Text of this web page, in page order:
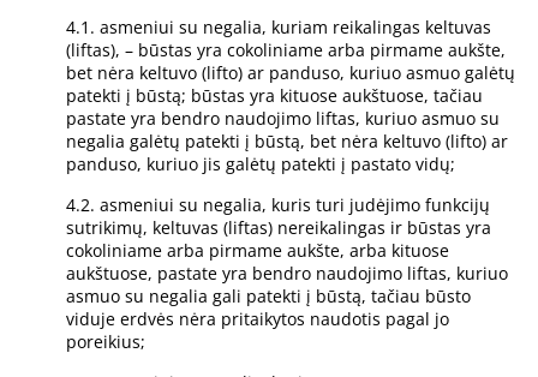
4.1. asmeniui su negalia, kuriam reikalingas keltuvas
(liftas), – būstas yra cokoliniame arba pirmame aukšte,
bet nėra keltuvo (lifto) ar panduso, kuriuo asmuo galėtų
patekti į būstą; būstas yra kituose aukštuose, tačiau
pastate yra bendro naudojimo liftas, kuriuo asmuo su
negalia galėtų patekti į būstą, bet nėra keltuvo (lifto) ar
panduso, kuriuo jis galėtų patekti į pastato vidų;
4.2. asmeniui su negalia, kuris turi judėjimo funkcijų
sutrikimų, keltuvas (liftas) nereikalingas ir būstas yra
cokoliniame arba pirmame aukšte, arba kituose
aukštuose, pastate yra bendro naudojimo liftas, kuriuo
asmuo su negalia gali patekti į būstą, tačiau būsto
viduje erdvės nėra pritaikytos naudotis pagal jo
poreikius;